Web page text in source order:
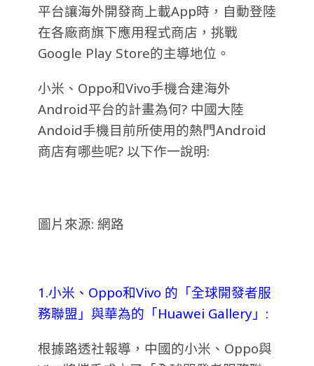
平台讓海外開發商上載App時，自動登陸
在各廠商旗下應用程式商店，挑戰
Google Play Store的主導地位。
小米、Oppo和Vivo手機合建海外
Android平台的計畫為何? 中國大陸
Andoid手機目前所使用的熱門Android
商店有哪些呢? 以下作一說明:
圖片來源: 網路
1.小米、Oppo和Vivo 的「全球開發者服
務聯盟」與華為的「Huawei Gallery」:
根據路透社報導，中國的小米、Oppo與